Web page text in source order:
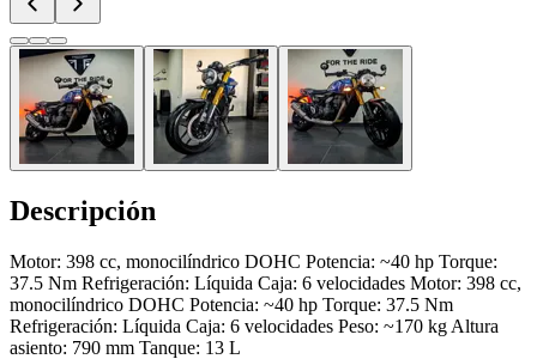
Descripción
Motor: 398 cc, monocilíndrico DOHC Potencia: ~40 hp Torque:
37.5 Nm Refrigeración: Líquida Caja: 6 velocidades Motor: 398 cc,
monocilíndrico DOHC Potencia: ~40 hp Torque: 37.5 Nm
Refrigeración: Líquida Caja: 6 velocidades Peso: ~170 kg Altura
asiento: 790 mm Tanque: 13 L